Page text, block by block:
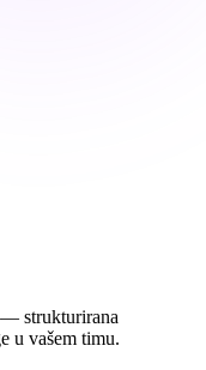
— strukturirana
u vašem timu.